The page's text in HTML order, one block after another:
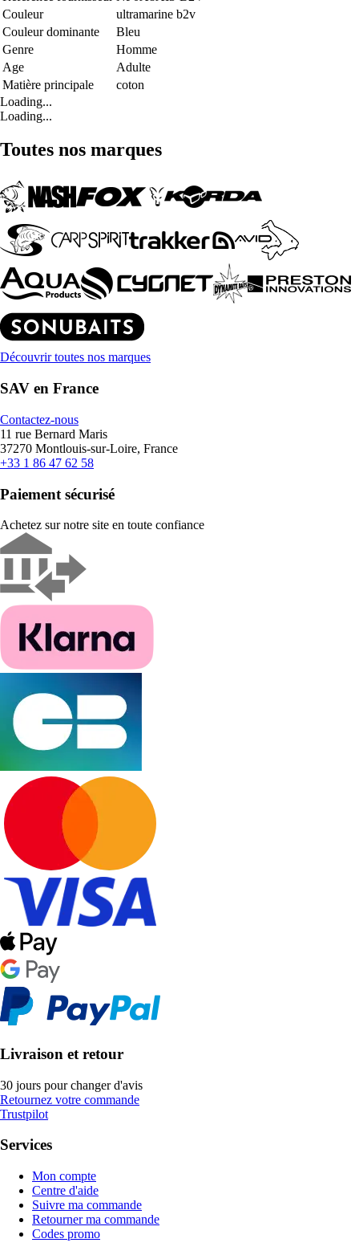
Couleur
ultramarine b2v
Couleur dominante
Bleu
Genre
Homme
Age
Adulte
Matière principale
coton
Loading...
Loading...
Toutes nos marques
Découvrir toutes nos marques
SAV en France
Contactez-nous
11 rue Bernard Maris
37270 Montlouis-sur-Loire, France
+33 1 86 47 62 58
Paiement sécurisé
Achetez sur notre site en toute confiance
Livraison et retour
30 jours pour changer d'avis
Retournez votre commande
Trustpilot
Services
Mon compte
Centre d'aide
Suivre ma commande
Retourner ma commande
Codes promo